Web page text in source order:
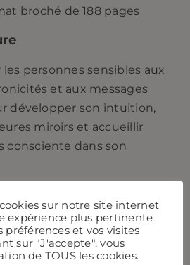
broché de 188 pages
personnes sensibles aux
et aux messages
développer son intuition,
miroirs et accueillir
consciente dans son
sur notre site internet
expérience plus pertinente
et vos visites
sur "J'accepte", vous
de TOUS les cookies.